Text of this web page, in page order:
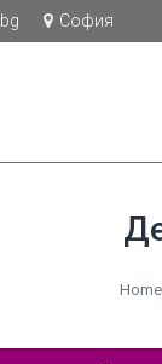
София
Home